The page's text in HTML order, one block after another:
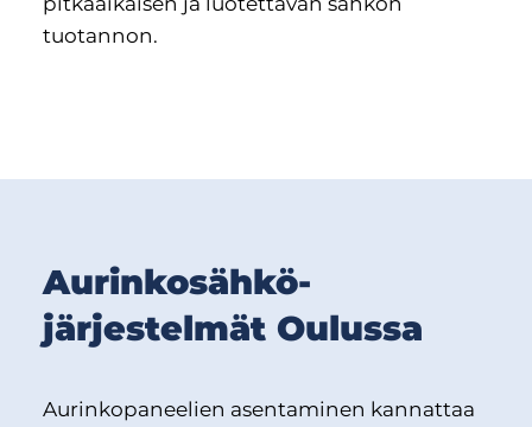
tuotannon.
Aurinkosähkö­
järjestelmät Oulussa
Aurinkopaneelien asentaminen kannattaa